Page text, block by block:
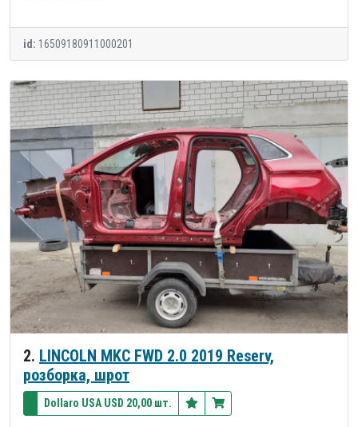
id: 16509180911000201
2. LINCOLN MKC FWD 2.0 2019 Reserv,
розборка, шрот
Dollaro USA USD 20,00 шт.